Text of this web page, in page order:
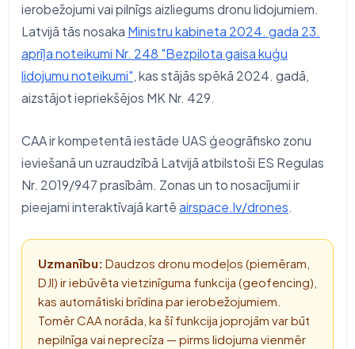
ierobežojumi vai pilnīgs aizliegums dronu lidojumiem.
Latvijā tās nosaka Ministru kabineta 2024. gada 23.
aprīļa noteikumi Nr. 248 "Bezpilota gaisa kuģu
lidojumu noteikumi", kas stājās spēkā 2024. gadā,
aizstājot iepriekšējos MK Nr. 429.
CAA ir kompetentā iestāde UAS ģeogrāfisko zonu
ieviešanā un uzraudzībā Latvijā atbilstoši ES Regulas
Nr. 2019/947 prasībām. Zonas un to nosacījumi ir
pieejami interaktīvajā kartēairspace.lv/drones.
Uzmanību: Daudzos dronu modeļos (piemēram,
DJI) ir iebūvēta vietzinīguma funkcija (geofencing),
kas automātiski brīdina par ierobežojumiem.
Tomēr CAA norāda, ka šī funkcija joprojām var būt
nepilnīga vai neprecīza — pirms lidojuma vienmēr